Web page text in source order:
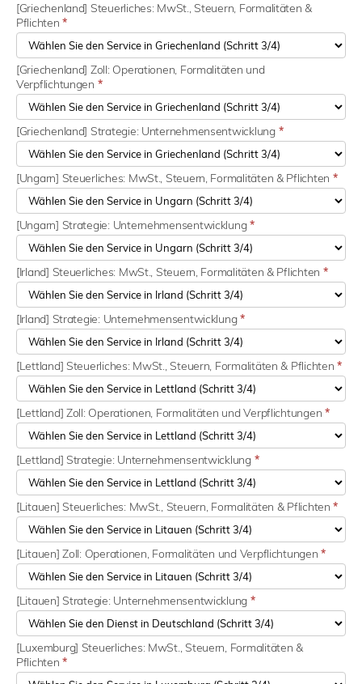
[Griechenland] Steuerliches: MwSt., Steuern, Formalitäten &
Pflichten*
[Griechenland] Zoll: Operationen, Formalitäten und
Verpflichtungen *
[Griechenland] Strategie: Unternehmensentwicklung *
[Ungarn] Steuerliches: MwSt., Steuern, Formalitäten & Pflichten *
[Ungarn] Strategie: Unternehmensentwicklung*
[Irland] Steuerliches: MwSt., Steuern, Formalitäten & Pflichten *
[Irland] Strategie: Unternehmensentwicklung*
[Lettland] Steuerliches: MwSt., Steuern, Formalitäten & Pflichten*
[Lettland] Zoll: Operationen, Formalitäten und Verpflichtungen *
[Lettland] Strategie: Unternehmensentwicklung *
[Litauen] Steuerliches: MwSt., Steuern, Formalitäten & Pflichten*
[Litauen] Zoll: Operationen, Formalitäten und Verpflichtungen*
[Litauen] Strategie: Unternehmensentwicklung *
[Luxemburg] Steuerliches: MwSt., Steuern, Formalitäten &
Pflichten*